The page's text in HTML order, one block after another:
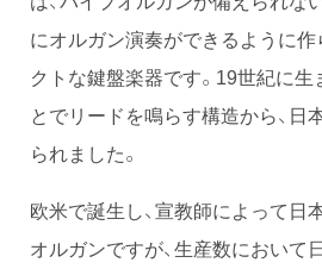
にオルガン演奏ができるように作
クトな鍵盤楽器です。19世紀に生
とでリードを鳴らす構造から、日
られました。
欧米で誕生し、宣教師によって日
オルガンですが、生産数において